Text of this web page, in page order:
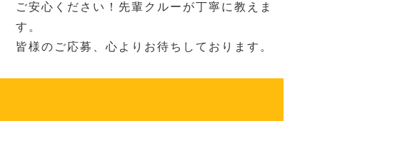
ご安心ください！先輩クルーが丁寧に教えま
す。
皆様のご応募、心よりお待ちしております。